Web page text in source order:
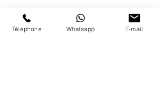
1183 Bursins
Téléphone Whatsapp E-mail